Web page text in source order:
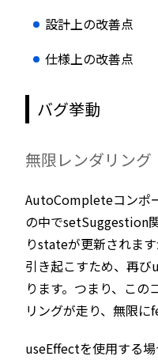
設計上の改善点
仕様上の改善点
バグ挙動
無限レンダリング
AutoCompleteコンポ
の中でsetSuggestion
りstateが更新されま
引き起こすため、再
ります。つまり、こ
リングが走り、無限に
useEffectを使用する